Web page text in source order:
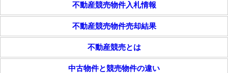
不動産競売物件入札情報
不動産競売物件売却結果
不動産競売とは
中古物件と競売物件の違い